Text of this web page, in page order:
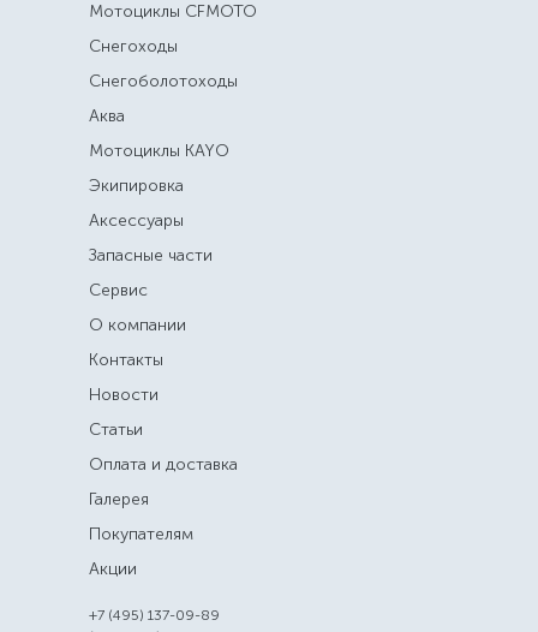
Мотоциклы CFMOTO
Снегоходы
Снегоболотоходы
Аква
Мотоциклы KAYO
Экипировка
Аксессуары
Запасные части
Сервис
О компании
Контакты
Новости
Статьи
Оплата и доставка
Галерея
Покупателям
Акции
+7 (495) 137-09-89